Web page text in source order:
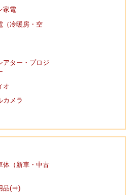
家電
（冷暖房・空
アター・プロジ
オ
カメラ
体（新車・中古
品(⇒)